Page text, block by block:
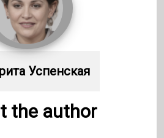
Успенская
the author